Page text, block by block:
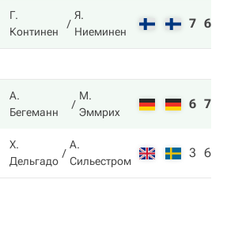
Г.
Континен
Я.
Ниеминен
7 6
А.
Бегеманн
М.
Эммрих
6 7
Х.
Дельгадо
А.
Сильестром
3 6